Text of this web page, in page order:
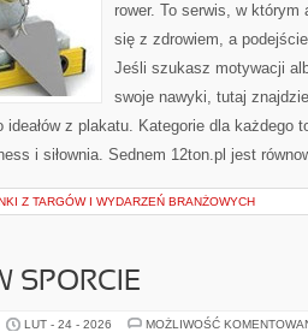
rower. To serwis, w
się z zdrowiem, a
Jeśli szukasz motywacji
swoje nawyki, tutaj
ideałów z plakatu. Kategorie dla każdego
i siłownia. Sednem 12ton.pl jest
Z TARGÓW I WYDARZEŃ BRANŻOWYCH
SPORCIE
LUT - 24 - 2026 MOŻLIWOŚĆ